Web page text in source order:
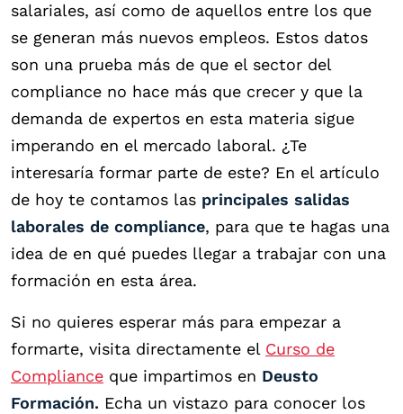
salariales, así como de aquellos entre los que
se generan más nuevos empleos. Estos datos
son una prueba más de que el sector del
compliance no hace más que crecer y que la
demanda de expertos en esta materia sigue
imperando en el mercado laboral. ¿Te
interesaría formar parte de este? En el artículo
de hoy te contamos las principales salidas
laborales de compliance, para que te hagas una
idea de en qué puedes llegar a trabajar con una
formación en esta área.
Si no quieres esperar más para empezar a
formarte, visita directamente el Curso de
Compliance que impartimos en Deusto
Formación. Echa un vistazo para conocer los